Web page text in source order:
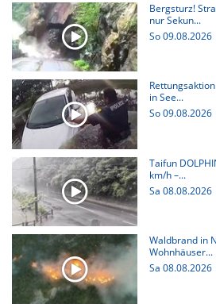
Bergsturz!
nur Sekun...
So 09.08.2026
in See...
So 09.08.2026
Taifun
km/h –...
Sa 08.08.2026
Waldbrand in
Wohnhäuser...
Sa 08.08.2026